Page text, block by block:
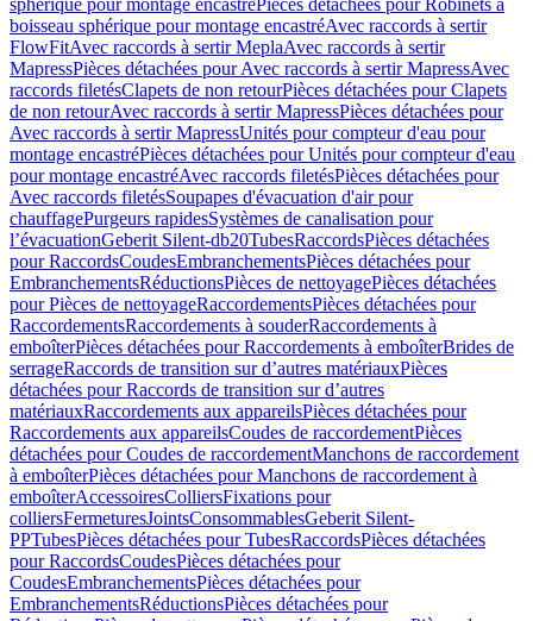
sphérique pour montage encastréPièces détachées pour Robinets à
boisseau sphérique pour montage encastréAvec raccords à sertir
FlowFitAvec raccords à sertir MeplaAvec raccords à sertir
MapressPièces détachées pour Avec raccords à sertir MapressAvec
raccords filetésClapets de non retourPièces détachées pour Clapets
de non retourAvec raccords à sertir MapressPièces détachées pour
Avec raccords à sertir MapressUnités pour compteur d'eau pour
montage encastréPièces détachées pour Unités pour compteur d'eau
pour montage encastréAvec raccords filetésPièces détachées pour
Avec raccords filetésSoupapes d'évacuation d'air pour
chauffagePurgeurs rapidesSystèmes de canalisation pour
l’évacuationGeberit Silent-db20TubesRaccordsPièces détachées
pour RaccordsCoudesEmbranchementsPièces détachées pour
EmbranchementsRéductionsPièces de nettoyagePièces détachées
pour Pièces de nettoyageRaccordementsPièces détachées pour
RaccordementsRaccordements à souderRaccordements à
emboîterPièces détachées pour Raccordements à emboîterBrides de
serrageRaccords de transition sur d’autres matériauxPièces
détachées pour Raccords de transition sur d’autres
matériauxRaccordements aux appareilsPièces détachées pour
Raccordements aux appareilsCoudes de raccordementPièces
détachées pour Coudes de raccordementManchons de raccordement
à emboîterPièces détachées pour Manchons de raccordement à
emboîterAccessoiresColliersFixations pour
colliersFermeturesJointsConsommablesGeberit Silent-
PPTubesPièces détachées pour TubesRaccordsPièces détachées
pour RaccordsCoudesPièces détachées pour
CoudesEmbranchementsPièces détachées pour
EmbranchementsRéductionsPièces détachées pour